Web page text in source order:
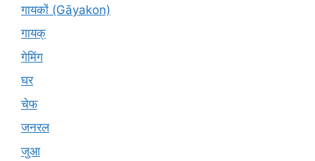
गायकों (Gāyakon)
गायक्
गेमिंग
घर
चेफ
जनरल
जुआ